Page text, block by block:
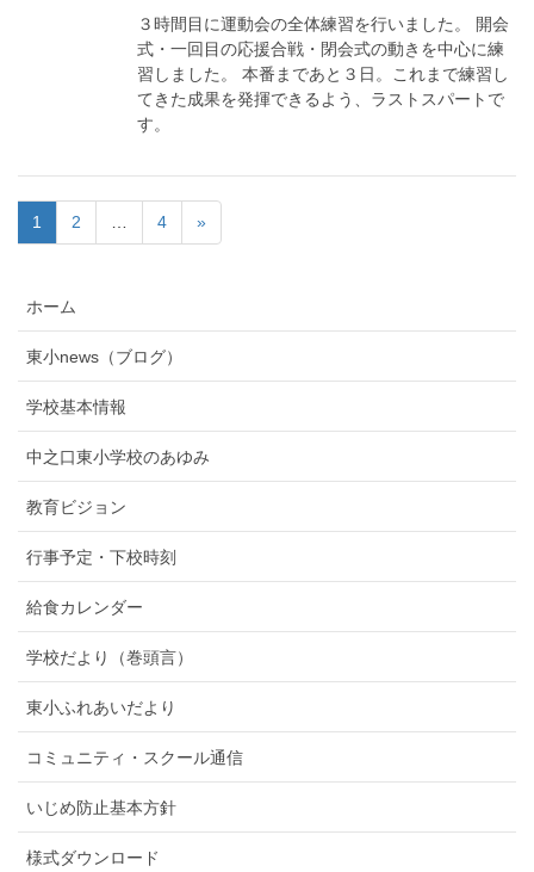
３時間目に運動会の全体練習を行いました。 開会
式・一回目の応援合戦・閉会式の動きを中心に練
習しました。 本番まであと３日。これまで練習し
てきた成果を発揮できるよう、ラストスパートで
す。
1 2 4 »
ホーム
東小news（ブログ）
学校基本情報
中之口東小学校のあゆみ
教育ビジョン
行事予定・下校時刻
給食カレンダー
学校だより（巻頭言）
東小ふれあいだより
コミュニティ・スクール通信
いじめ防止基本方針
様式ダウンロード